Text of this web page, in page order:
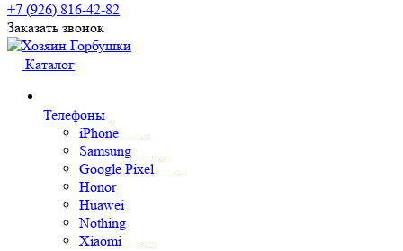
+7 (926) 816-42-82
Заказать звонок
Каталог
Телефоны
iPhone
Samsung
Google Pixel
Honor
Huawei
Nothing
Xiaomi